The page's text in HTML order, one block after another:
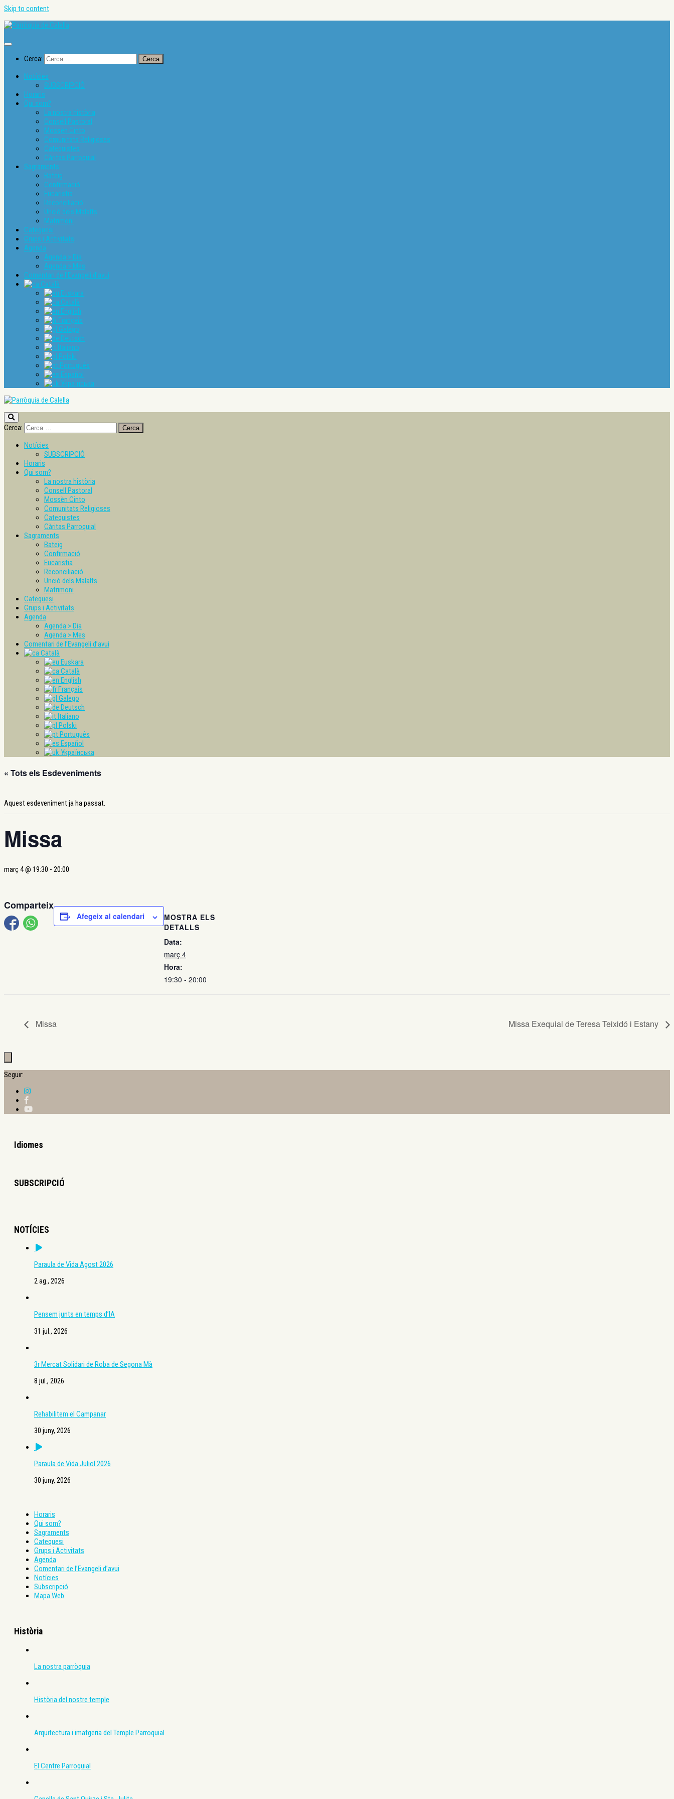
Skip to content
Cerca:
Notícies
SUBSCRIPCIÓ
Horaris
Qui som?
La nostra història
Consell Pastoral
Mossèn Cinto
Comunitats Religioses
Catequistes
Càritas Parroquial
Sagraments
Bateig
Confirmació
Eucaristia
Reconciliació
Unció dels Malalts
Matrimoni
Catequesi
Grups i Activitats
Agenda
Agenda > Dia
Agenda > Mes
Comentari de l’Evangeli d’avui
Català
Euskara
Català
English
Français
Galego
Deutsch
Italiano
Polski
Português
Español
Українська
Cerca:
Notícies
SUBSCRIPCIÓ
Horaris
Qui som?
La nostra història
Consell Pastoral
Mossèn Cinto
Comunitats Religioses
Catequistes
Càritas Parroquial
Sagraments
Bateig
Confirmació
Eucaristia
Reconciliació
Unció dels Malalts
Matrimoni
Catequesi
Grups i Activitats
Agenda
Agenda > Dia
Agenda > Mes
Comentari de l’Evangeli d’avui
Català
Euskara
Català
English
Français
Galego
Deutsch
Italiano
Polski
Português
Español
Українська
« Tots els Esdeveniments
Aquest esdeveniment ja ha passat.
Missa
març 4 @ 19:30 - 20:00
Comparteix
Afegeix al calendari
MOSTRA ELS
DETALLS
Data:
març 4
Hora:
19:30 - 20:00
Missa Missa Exequial de Teresa Teixidó i Estany
Seguir:
Idiomes
SUBSCRIPCIÓ
NOTÍCIES
Paraula de Vida Agost 2026
2 ag., 2026
Pensem junts en temps d’IA
31 jul., 2026
3r Mercat Solidari de Roba de Segona Mà
8 jul., 2026
Rehabilitem el Campanar
30 juny, 2026
Paraula de Vida Juliol 2026
30 juny, 2026
Horaris
Qui som?
Sagraments
Catequesi
Grups i Activitats
Agenda
Comentari de l’Evangeli d’avui
Notícies
Subscripció
Mapa Web
Història
La nostra parròquia
Història del nostre temple
Arquitectura i imatgeria del Temple Parroquial
El Centre Parroquial